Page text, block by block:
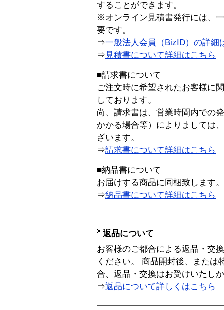
することができます。
※オンライン見積書発行には、
要です。
⇒一般法人会員（BizID）の詳細
⇒ 見積書について詳細はこちら
■請求書について
ご注文時に希望されたお客様に
しております。
尚、請求書は、営業時間内での
かかる場合等）によりましては
ざいます。
⇒請求書について詳細はこちら
■納品書について
お届けする商品に同梱致します。
⇒納品書について詳細はこちら
返品について
お客様のご都合による返品・交
ください。 商品開封後、または
合、返品・交換はお受けいたし
⇒返品について詳しくはこちら